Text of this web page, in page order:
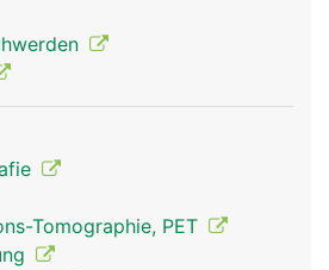
Tomographie, PET